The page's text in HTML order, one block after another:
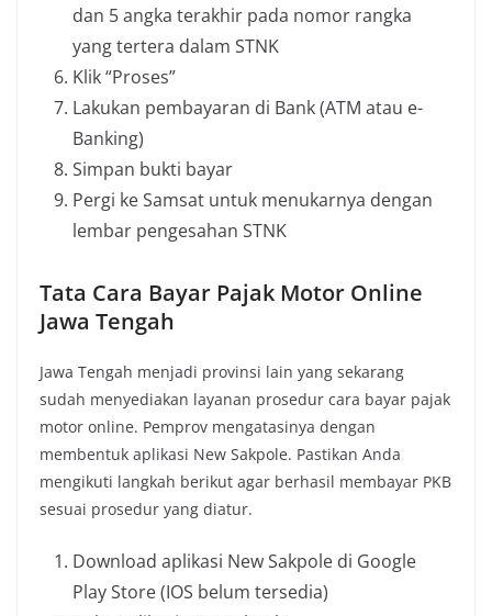
dan 5 angka terakhir pada nomor rangka
yang tertera dalam STNK
Klik “Proses”
Lakukan pembayaran di Bank (ATM atau e-
Banking)
Simpan bukti bayar
Pergi ke Samsat untuk menukarnya dengan
lembar pengesahan STNK
Tata Cara Bayar Pajak Motor Online
Jawa Tengah
Jawa Tengah menjadi provinsi lain yang sekarang
sudah menyediakan layanan prosedur cara bayar pajak
motor online. Pemprov mengatasinya dengan
membentuk aplikasi New Sakpole. Pastikan Anda
mengikuti langkah berikut agar berhasil membayar PKB
sesuai prosedur yang diatur.
Download aplikasi New Sakpole di Google
Play Store (IOS belum tersedia)